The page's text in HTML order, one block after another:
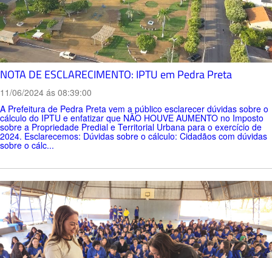
NOTA DE ESCLARECIMENTO: IPTU em Pedra Preta
11/06/2024 ás 08:39:00
A Prefeitura de Pedra Preta vem a público esclarecer dúvidas sobre o
cálculo do IPTU e enfatizar que NÃO HOUVE AUMENTO no Imposto
sobre a Propriedade Predial e Territorial Urbana para o exercício de
2024. Esclarecemos: Dúvidas sobre o cálculo: Cidadãos com dúvidas
sobre o cálc...